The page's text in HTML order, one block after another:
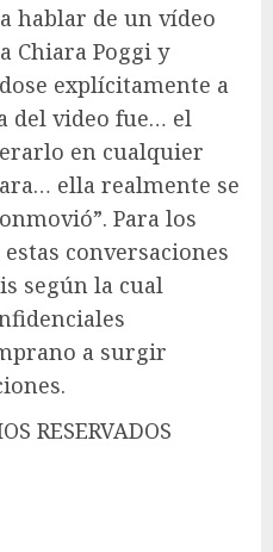
hablar de un vídeo
Chiara Poggi y
explícitamente a
del video fue… el
en cualquier
ella realmente se
Para los
conversaciones
según la cual
a surgir
RESERVADOS